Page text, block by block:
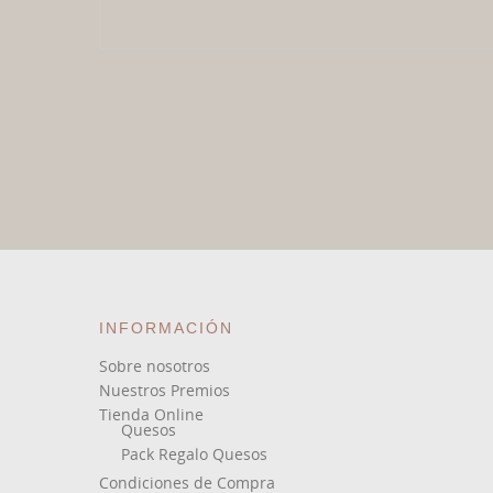
INFORMACIÓN
Sobre nosotros
Nuestros Premios
Tienda Online
Quesos
Pack Regalo Quesos
Condiciones de Compra